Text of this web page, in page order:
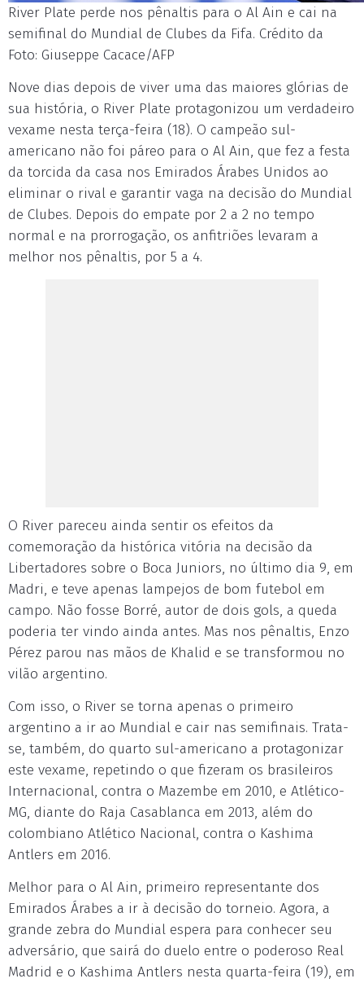
River Plate perde nos pênaltis para o Al Ain e cai na
semifinal do Mundial de Clubes da Fifa. Crédito da
Foto: Giuseppe Cacace/AFP
Nove dias depois de viver uma das maiores glórias de
sua história, o River Plate protagonizou um verdadeiro
vexame nesta terça-feira (18). O campeão sul-
americano não foi páreo para o Al Ain, que fez a festa
da torcida da casa nos Emirados Árabes Unidos ao
eliminar o rival e garantir vaga na decisão do Mundial
de Clubes. Depois do empate por 2 a 2 no tempo
normal e na prorrogação, os anfitriões levaram a
melhor nos pênaltis, por 5 a 4.
O River pareceu ainda sentir os efeitos da
comemoração da histórica vitória na decisão da
Libertadores sobre o Boca Juniors, no último dia 9, em
Madri, e teve apenas lampejos de bom futebol em
campo. Não fosse Borré, autor de dois gols, a queda
poderia ter vindo ainda antes. Mas nos pênaltis, Enzo
Pérez parou nas mãos de Khalid e se transformou no
vilão argentino.
Com isso, o River se torna apenas o primeiro
argentino a ir ao Mundial e cair nas semifinais. Trata-
se, também, do quarto sul-americano a protagonizar
este vexame, repetindo o que fizeram os brasileiros
Internacional, contra o Mazembe em 2010, e Atlético-
MG, diante do Raja Casablanca em 2013, além do
colombiano Atlético Nacional, contra o Kashima
Antlers em 2016.
Melhor para o Al Ain, primeiro representante dos
Emirados Árabes a ir à decisão do torneio. Agora, a
grande zebra do Mundial espera para conhecer seu
adversário, que sairá do duelo entre o poderoso Real
Madrid e o Kashima Antlers nesta quarta-feira (19), em